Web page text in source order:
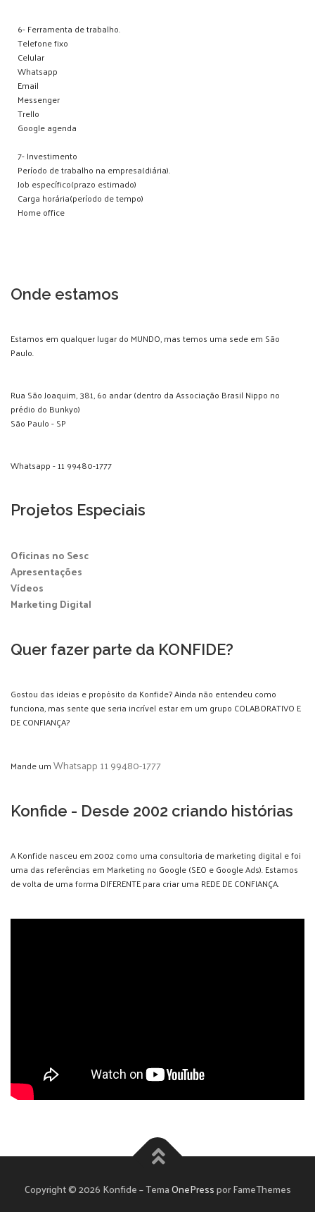
6- Ferramenta de trabalho.
Telefone fixo
Celular
Whatsapp
Email
Messenger
Trello
Google agenda
7- Investimento
Período de trabalho na empresa(diária).
Job específico(prazo estimado)
Carga horária(período de tempo)
Home office
Onde estamos
Estamos em qualquer lugar do MUNDO, mas temos uma sede em São
Paulo.
Rua São Joaquim, 381, 6o andar (dentro da Associação Brasil Nippo no
prédio do Bunkyo)
São Paulo - SP
Whatsapp - 11 99480-1777
Projetos Especiais
Oficinas no Sesc
Apresentações
Vídeos
Marketing Digital
Quer fazer parte da KONFIDE?
Gostou das ideias e propósito da Konfide? Ainda não entendeu como
funciona, mas sente que seria incrível estar em um grupo COLABORATIVO E
DE CONFIANÇA?
Mande umWhatsapp 11 99480-1777
Konfide - Desde 2002 criando histórias
A Konfide nasceu em 2002 como uma consultoria de marketing digital e foi
uma das referências em Marketing no Google (SEO e Google Ads). Estamos
de volta de uma forma DIFERENTE para criar uma REDE DE CONFIANÇA.
Copyright © 2026 Konfide–TemaOnePresspor FameThemes